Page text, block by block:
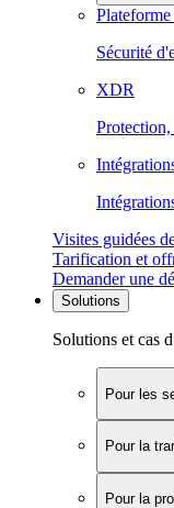
Sécurité
XDR
Protection,
Visites guidées
Tarification et
Demander une
Solutions
Solutions et cas
Pour les
Pour la
Pour la